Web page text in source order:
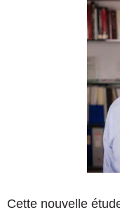
Cette nouvelle